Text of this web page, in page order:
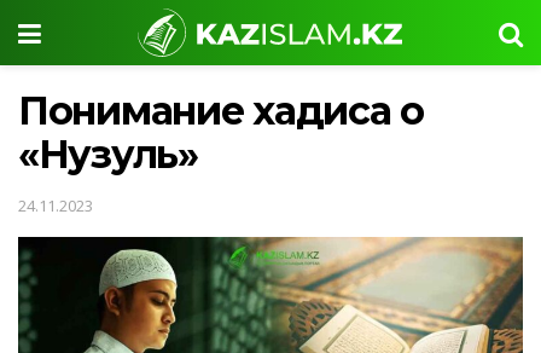
Понимание хадиса о
«Нузуль»
24.11.2023